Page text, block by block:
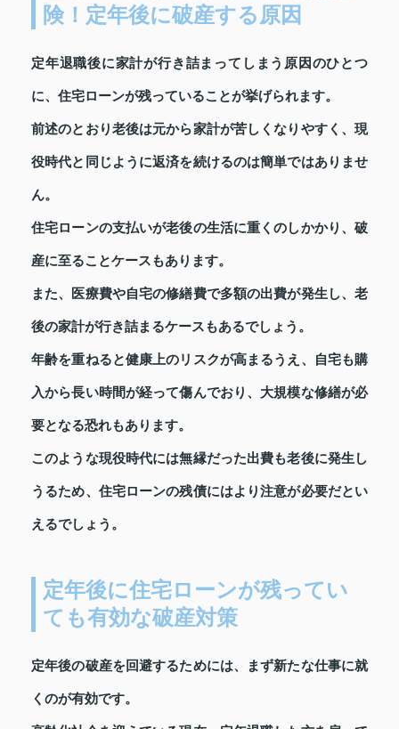
険！定年後に破産する原因
定年退職後に家計が行き詰まってしまう原因のひとつ
に、住宅ローンが残っていることが挙げられます。
前述のとおり老後は元から家計が苦しくなりやすく、現
役時代と同じように返済を続けるのは簡単ではありませ
ん。
住宅ローンの支払いが老後の生活に重くのしかかり、破
産に至ることケースもあります。
また、医療費や自宅の修繕費で多額の出費が発生し、老
後の家計が行き詰まるケースもあるでしょう。
年齢を重ねると健康上のリスクが高まるうえ、自宅も購
入から長い時間が経って傷んでおり、大規模な修繕が必
要となる恐れもあります。
このような現役時代には無縁だった出費も老後に発生し
うるため、住宅ローンの残債にはより注意が必要だとい
えるでしょう。
定年後に住宅ローンが残ってい
ても有効な破産対策
定年後の破産を回避するためには、まず新たな仕事に就
くのが有効です。